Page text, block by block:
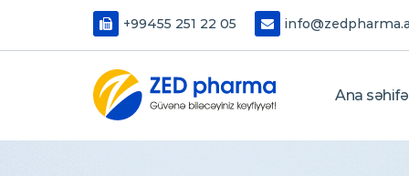
+99455 251 22 05
Ana səhifə